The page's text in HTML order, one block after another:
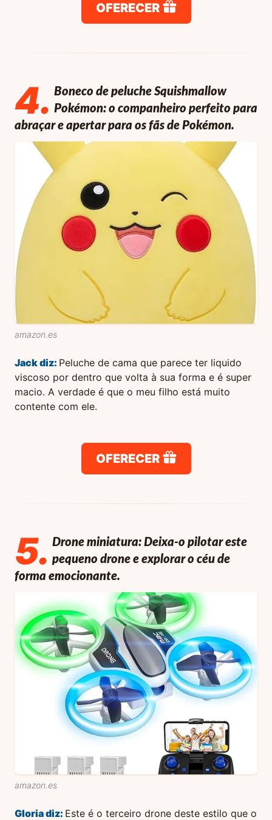
OFERECER
4. Boneco de peluche Squishmallow
Pokémon: o companheiro perfeito para
abraçar e apertar para os fãs de Pokémon.
amazon.es
Jackdiz: Peluche de cama que parece ter liquido
viscoso por dentro que volta à sua forma e é super
macio. A verdade é que o meu filho está muito
contente com ele.
OFERECER
5. Drone miniatura: Deixa-o pilotar este
pequeno drone e explorar o céu de
forma emocionante.
amazon.es
Gloriadiz: Este é o terceiro drone deste estilo que o